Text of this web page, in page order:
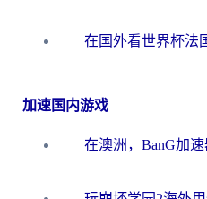
加速国内游戏